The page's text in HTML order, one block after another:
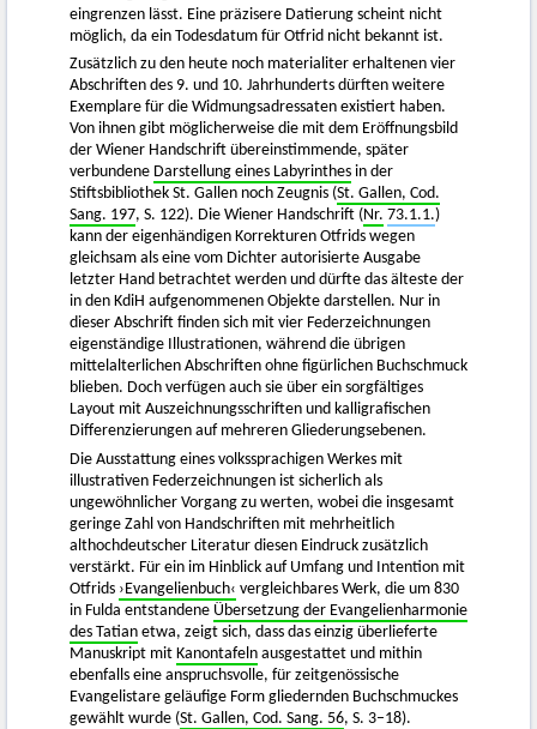
eingrenzen lässt. Eine präzisere Datierung scheint nicht
möglich, da ein Todesdatum für Otfrid nicht bekannt ist.
Zusätzlich zu den heute noch materialiter erhaltenen vier
Abschriften des 9. und 10. Jahrhunderts dürften weitere
Exemplare für die Widmungsadressaten existiert haben.
Von ihnen gibt möglicherweise die mit dem Eröffnungsbild
der Wiener Handschrift übereinstimmende, später
verbundene Darstellung eines Labyrinthes in der
Stiftsbibliothek St. Gallen noch Zeugnis (St. Gallen, Cod.
Sang. 197, S. 122). Die Wiener Handschrift (Nr. 73.1.1.)
kann der eigenhändigen Korrekturen Otfrids wegen
gleichsam als eine vom Dichter autorisierte Ausgabe
letzter Hand betrachtet werden und dürfte das älteste der
in den KdiH aufgenommenen Objekte darstellen. Nur in
dieser Abschrift finden sich mit vier Federzeichnungen
eigenständige Illustrationen, während die übrigen
mittelalterlichen Abschriften ohne figürlichen Buchschmuck
blieben. Doch verfügen auch sie über ein sorgfältiges
Layout mit Auszeichnungsschriften und kalligrafischen
Differenzierungen auf mehreren Gliederungsebenen.
Die Ausstattung eines volkssprachigen Werkes mit
illustrativen Federzeichnungen ist sicherlich als
ungewöhnlicher Vorgang zu werten, wobei die insgesamt
geringe Zahl von Handschriften mit mehrheitlich
althochdeutscher Literatur diesen Eindruck zusätzlich
verstärkt. Für ein im Hinblick auf Umfang und Intention mit
Otfrids ›Evangelienbuch‹ vergleichbares Werk, die um 830
in Fulda entstandene Übersetzung der Evangelienharmonie
des Tatian etwa, zeigt sich, dass das einzig überlieferte
Manuskript mit Kanontafeln ausgestattet und mithin
ebenfalls eine anspruchsvolle, für zeitgenössische
Evangelistare geläufige Form gliedernden Buchschmuckes
gewählt wurde (St. Gallen, Cod. Sang. 56, S. 3–18).